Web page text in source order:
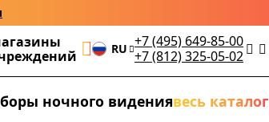
RU +7 (495) 649-85-00
+7 (812) 325-05-02
ночного видениявесь каталог